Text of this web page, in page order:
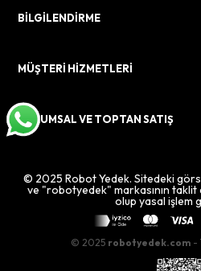
BİLGİLENDİRME
MÜŞTERİ HİZMETLERİ
KURUMSAL VE TOPTAN SATIŞ
© 2025 Robot Yedek. Sitedeki
ve "robotyedek" markasının taklit
olup yasal işlem
© 2025 robotyedek.com -